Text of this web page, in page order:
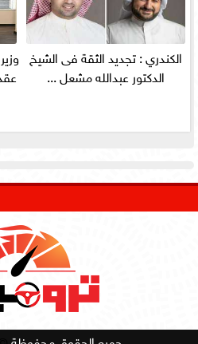
الكندري : تجديد الثقة فى الشيخ
الدكتور عبدالله مشعل ...